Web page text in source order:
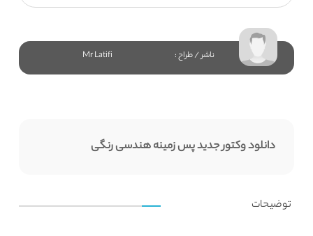
ناشر / طراح : Mr Latifi
دانلود وکتور جدید پس زمینه هندسی رنگی
توضیحات